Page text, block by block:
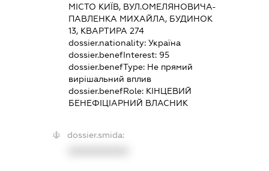
МІСТО КИЇВ, ВУЛ.ОМЕЛЯНОВИЧА-
ПАВЛЕНКА МИХАЙЛА, БУДИНОК
13, КВАРТИРА 274
dossier.nationality:Україна
dossier.benefInterest: 95
dossier.benefType: Не прямий
вирішальний вплив
dossier.benefRole: КІНЦЕВИЙ
БЕНЕФІЦІАРНИЙ ВЛАСНИК
dossier.smida: